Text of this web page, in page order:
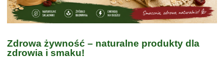
Zdrowa żywność – naturalne produkty dla
zdrowia i smaku!